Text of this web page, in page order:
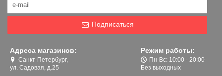
Подписаться
Адреса магазинов:
Санкт-Петербург,
ул. Садовая, д.25
Режим работы:
Пн-Вс: 10:00 - 20:00
Без выходных